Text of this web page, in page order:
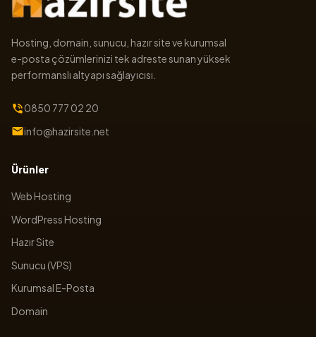
Hosting, domain, sunucu, hazır site ve kurumsal
e-posta çözümlerinizi tek adreste sunan yüksek
performanslı altyapı sağlayıcısı.
0850 777 02 20
info@hazirsite.net
Ürünler
Web Hosting
WordPress Hosting
Hazır Site
Sunucu (VPS)
Kurumsal E-Posta
Domain